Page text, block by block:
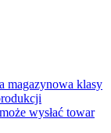
magazynowa klasy
wysłać towar